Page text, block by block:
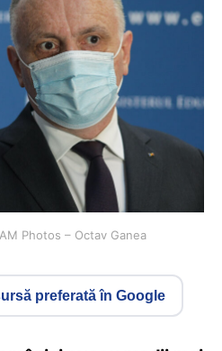
Photos – Octav Ganea
preferată în Google